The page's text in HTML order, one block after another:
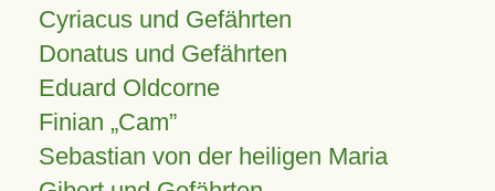
Cyriacus und Gefährten
Donatus und Gefährten
Eduard Oldcorne
Finian Cam
Sebastian von der heiligen Maria